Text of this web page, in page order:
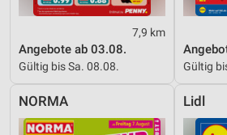
7,9 km
Angebote ab 03.08.
Gültig bis Sa. 08.08. Gültig
NORMA Lidl
IAB-Verarbeitungszwecke:
Speichern von oder Zugriff auf
auf einem Endgerät
Werbeanzeigen